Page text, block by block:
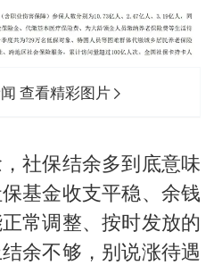
查看精彩图片
社保结余多到底意味
基金收支平稳、余钱
常调整、按时发放的
余不够，别说涨待遇